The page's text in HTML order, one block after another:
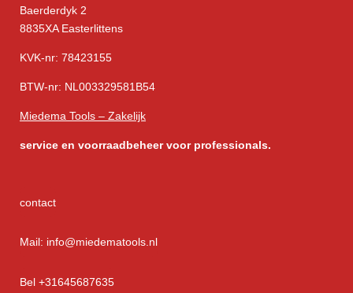
Baerderdyk 2
8835XA Easterlittens
KVK-nr: 78423155
BTW-nr: NL003329581B54
Miedema Tools – Zakelijk
service en voorraadbeheer voor professionals.
contact
Mail: info@miedematools.nl
Bel +31645687635